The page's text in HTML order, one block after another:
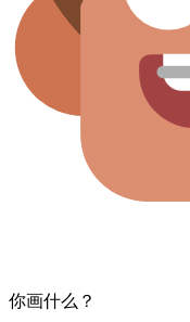
你​画​什么？